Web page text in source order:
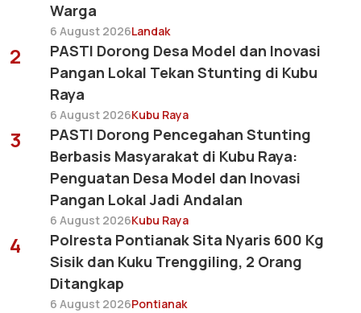
Warga
6 August 2026Landak
2
PASTI Dorong Desa Model dan Inovasi
Pangan Lokal Tekan Stunting di Kubu
Raya
6 August 2026Kubu Raya
3
PASTI Dorong Pencegahan Stunting
Berbasis Masyarakat di Kubu Raya:
Penguatan Desa Model dan Inovasi
Pangan Lokal Jadi Andalan
6 August 2026Kubu Raya
4
Polresta Pontianak Sita Nyaris 600 Kg
Sisik dan Kuku Trenggiling, 2 Orang
Ditangkap
6 August 2026Pontianak